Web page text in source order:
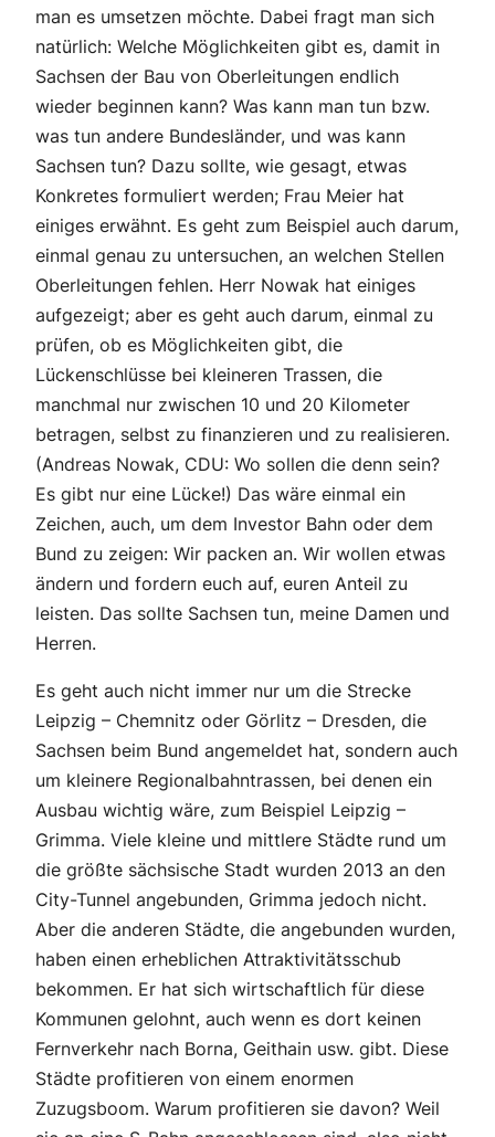
man es umsetzen möchte. Dabei fragt man sich
natürlich: Welche Möglichkeiten gibt es, damit in
Sachsen der Bau von Oberleitungen endlich
wieder beginnen kann? Was kann man tun bzw.
was tun andere Bundesländer, und was kann
Sachsen tun? Dazu sollte, wie gesagt, etwas
Konkretes formuliert werden; Frau Meier hat
einiges erwähnt. Es geht zum Beispiel auch darum,
einmal genau zu untersuchen, an welchen Stellen
Oberleitungen fehlen. Herr Nowak hat einiges
aufgezeigt; aber es geht auch darum, einmal zu
prüfen, ob es Möglichkeiten gibt, die
Lückenschlüsse bei kleineren Trassen, die
manchmal nur zwischen 10 und 20 Kilometer
betragen, selbst zu finanzieren und zu realisieren.
(Andreas Nowak, CDU: Wo sollen die denn sein?
Es gibt nur eine Lücke!) Das wäre einmal ein
Zeichen, auch, um dem Investor Bahn oder dem
Bund zu zeigen: Wir packen an. Wir wollen etwas
ändern und fordern euch auf, euren Anteil zu
leisten. Das sollte Sachsen tun, meine Damen und
Herren.
Es geht auch nicht immer nur um die Strecke
Leipzig – Chemnitz oder Görlitz – Dresden, die
Sachsen beim Bund angemeldet hat, sondern auch
um kleinere Regionalbahntrassen, bei denen ein
Ausbau wichtig wäre, zum Beispiel Leipzig –
Grimma. Viele kleine und mittlere Städte rund um
die größte sächsische Stadt wurden 2013 an den
City-Tunnel angebunden, Grimma jedoch nicht.
Aber die anderen Städte, die angebunden wurden,
haben einen erheblichen Attraktivitätsschub
bekommen. Er hat sich wirtschaftlich für diese
Kommunen gelohnt, auch wenn es dort keinen
Fernverkehr nach Borna, Geithain usw. gibt. Diese
Städte profitieren von einem enormen
Zuzugsboom. Warum profitieren sie davon? Weil